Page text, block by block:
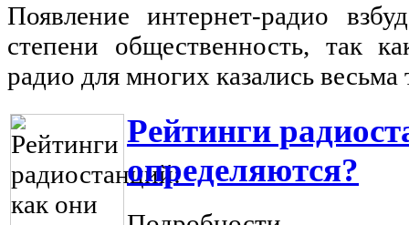
Появление интернет-радио
степени общественность, так
радио для многих казались
Рейтинги
определяются?